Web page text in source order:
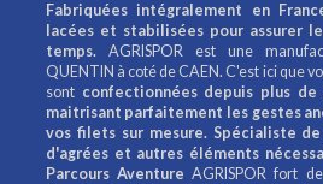
Fabriquées intégralement en
lacées et stabilisées pour assurer
temps. AGRISPOR est une
QUENTIN à coté de CAEN. C'est ici que
sont confectionnées depuis plus de
maitrisant parfaitement les gestes
vos filets sur mesure. Spécialiste
d'agrées et autres éléments
Parcours Aventure AGRISPOR fort